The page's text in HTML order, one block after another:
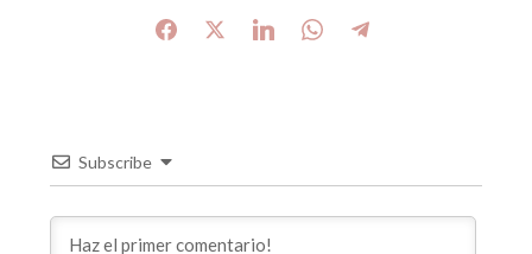
Subscribe